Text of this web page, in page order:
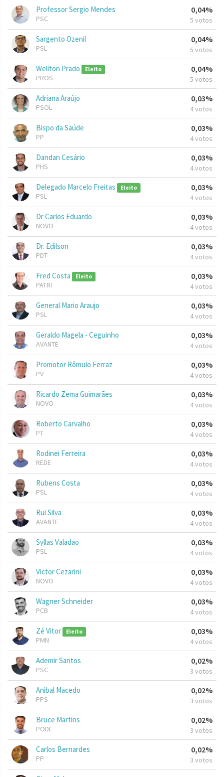
Professor Sergio Mendes
PSC
0,04%
5 votos
Sargento Ozenil
PSL
0,04%
5 votos
Weliton Prado Eleito
PROS
0,04%
5 votos
Adriana Araújo
PSOL
0,03%
4 votos
Bispo da Saúde
PP
0,03%
4 votos
Dandan Cesário
PHS
0,03%
4 votos
Delegado Marcelo Freitas Eleito
PSL
0,03%
4 votos
Dr Carlos Eduardo
NOVO
0,03%
4 votos
Dr. Edilson
PDT
0,03%
4 votos
Fred Costa Eleito
PATRI
0,03%
4 votos
General Mario Araujo
PSL
0,03%
4 votos
Geraldo Magela - Ceguinho
AVANTE
0,03%
4 votos
Promotor Rômulo Ferraz
PV
0,03%
4 votos
Ricardo Zema Guimarães
NOVO
0,03%
4 votos
Roberto Carvalho
PT
0,03%
4 votos
Rodinei Ferreira
REDE
0,03%
4 votos
Rubens Costa
PSL
0,03%
4 votos
Rui Silva
AVANTE
0,03%
4 votos
Syllas Valadao
PSL
0,03%
4 votos
Victor Cezarini
NOVO
0,03%
4 votos
Wagner Schneider
PCB
0,03%
4 votos
Zé Vitor Eleito
PMN
0,03%
4 votos
Ademir Santos
PSC
0,02%
3 votos
Anibal Macedo
PPS
0,02%
3 votos
Bruce Martins
PODE
0,02%
3 votos
Carlos Bernardes
PP
0,02%
3 votos